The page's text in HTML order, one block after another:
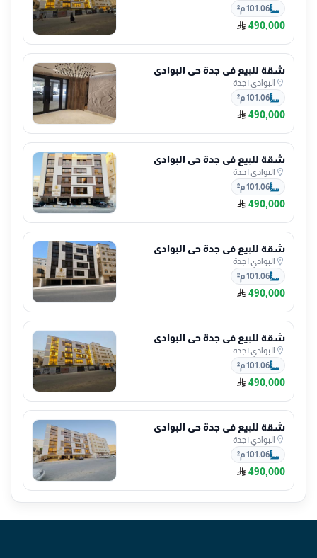
101.06 م²
490,000
شقة للبيع في جدة حي البوادي
البوادي| جدة
101.06 م²
490,000
شقة للبيع في جدة حي البوادي
البوادي| جدة
101.06 م²
490,000
شقة للبيع في جدة حي البوادي
البوادي| جدة
101.06 م²
490,000
شقة للبيع في جدة حي البوادي
البوادي| جدة
101.06 م²
490,000
شقة للبيع في جدة حي البوادي
البوادي| جدة
101.06 م²
490,000